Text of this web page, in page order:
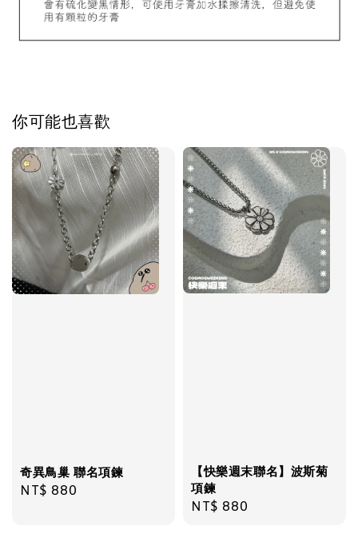
飾品禮物盒
NT$ 69
NT$ 98
- +
加入購物車
你可能也喜歡
奇異鳥巢 聯名項鍊
Regular
NT$ 880
【快樂週末聯名】波斯菊
項鍊
Regular
NT$ 880